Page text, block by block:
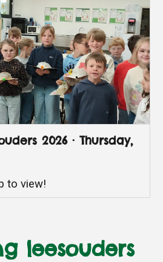
2026 · Thursday,
to view!
leesouders